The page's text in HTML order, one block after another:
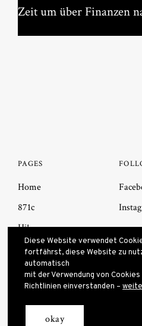
Zeit um über Finanzen
PAGES
Home
871c
Hi!
Impressum
Diese Website verwendet
fortfährst, diese Website zu
automatisch
mit der Verwendung von
Richtlinien einverstanden –